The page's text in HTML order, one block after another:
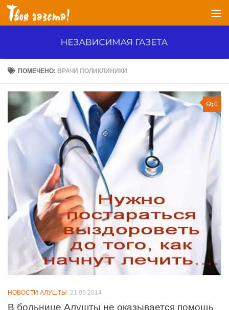
Перейти к содержимому
ПОМЕЧЕНО: ВРАЧИ ПОЛИКЛИНИКИ
0
НОВОСТИ АЛУШТЫ 21.05.2014
В больнице Алушты не оказывается помощь